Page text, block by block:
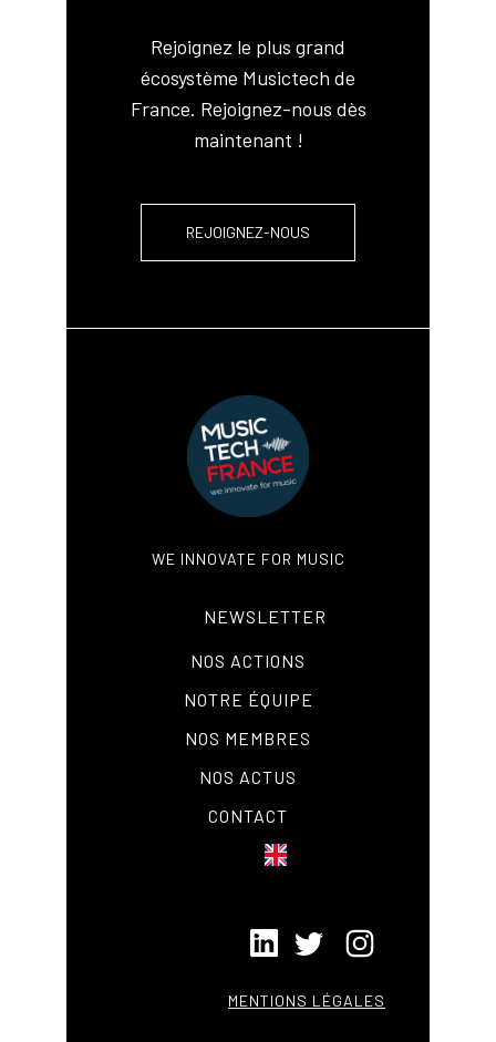
Rejoignez le plus grand
écosystème Musictech de
France. Rejoignez-nous dès
maintenant !
REJOIGNEZ-NOUS
WE INNOVATE FOR MUSIC
NEWSLETTER
NOS ACTIONS
NOTRE ÉQUIPE
NOS MEMBRES
NOS ACTUS
CONTACT
MENTIONS LÉGALES